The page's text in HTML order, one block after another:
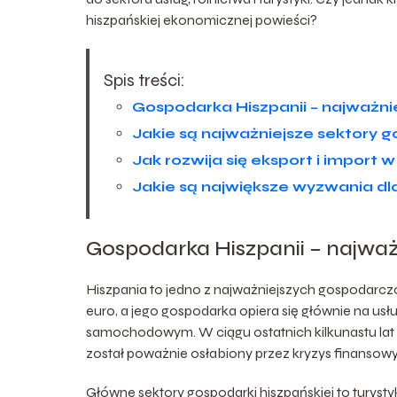
hiszpańskiej ekonomicznej powieści?
Spis treści:
Gospodarka Hiszpanii –
Jakie są najważniejsze sektory
Jak rozwija się eksport i import
Jakie są największe wyzwania
Gospodarka Hiszpanii –
Hiszpania to jedno z najważniejszych
euro, a jego gospodarka opiera się głównie na
samochodowym. W ciągu ostatnich kilkunastu
został poważnie osłabiony przez kryzys
Główne sektory gospodarki hiszpańskiej to